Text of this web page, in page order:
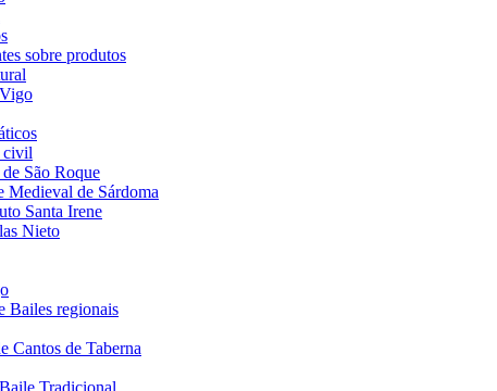
sobre produtos
civil
de São Roque
Medieval de Sárdoma
Santa Irene
Nieto
Bailes regionais
Cantos de Taberna